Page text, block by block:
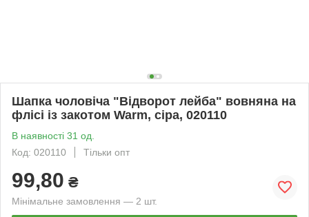
Шапка чоловіча "Відворот лейба" вовняна на
флісі із закотом Warm, сіра, 020110
В наявності 31 од.
Код: 020110
Тільки опт
99,80 ₴
Мінімальне замовлення — 2 шт.